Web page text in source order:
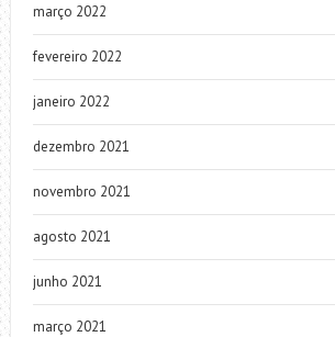
março 2022
fevereiro 2022
janeiro 2022
dezembro 2021
novembro 2021
agosto 2021
junho 2021
março 2021